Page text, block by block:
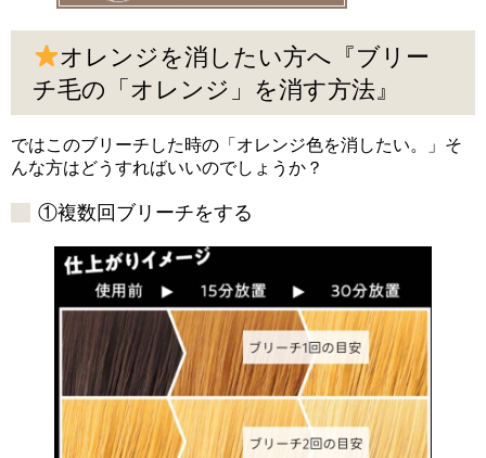
オレンジを消したい方へ『ブリー
チ毛の「オレンジ」を消す方法』
ではこのブリーチした時の「オレンジ色を消したい。」そ
んな方はどうすればいいのでしょうか？
①複数回ブリーチをする